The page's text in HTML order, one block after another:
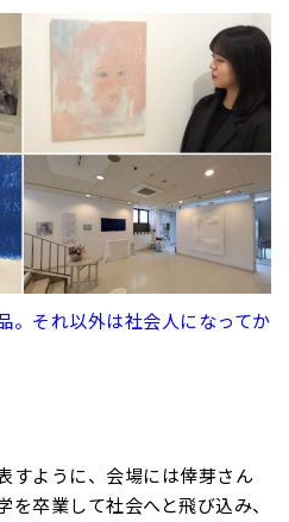
それ以外は社会人になってか
すように、会場には倖芽さん
卒業して社会へと飛び込み、